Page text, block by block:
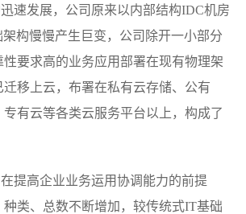
速发展，公司原来以内部结构IDC机房
构慢慢产生巨变，公司除开一小部分
要求高的业务应用部署在现有物理架
移上云，布署在私有云存储、公有
有云等各类云服务平台以上，构成了
提高企业业务运用协调能力的前提
种类、总数不断增加，较传统式IT基础